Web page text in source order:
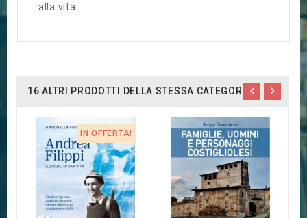
alla vita.
16 ALTRI PRODOTTI DELLA STESSA CATEGORIA:
IN OFFERTA!